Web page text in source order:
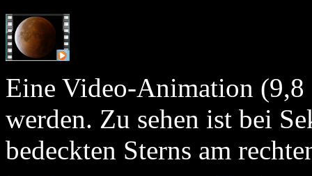
Eine Video-Animation
werden. Zu sehen ist bei
bedeckten Sterns am